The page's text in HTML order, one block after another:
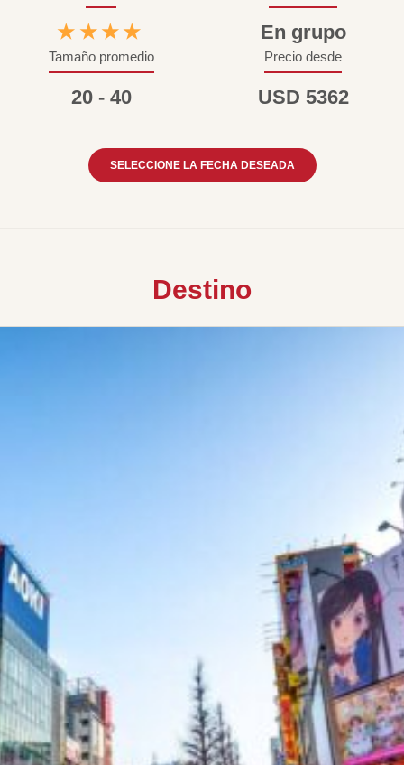
★★★★ En grupo
Tamaño promedio
20 - 40
Precio desde
USD 5362
SELECCIONE LA FECHA DESEADA
Destino